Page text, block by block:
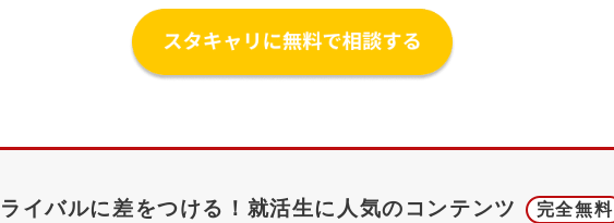
ライバルに差をつける！ 就活生に人気のコンテンツ 完全無料